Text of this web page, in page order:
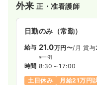
外来正・准看護師
日勤のみ（常勤）
給与 21.0万円〜/月 賞与
※一例
時間 8:30～17:00
土日休み
月給21万円